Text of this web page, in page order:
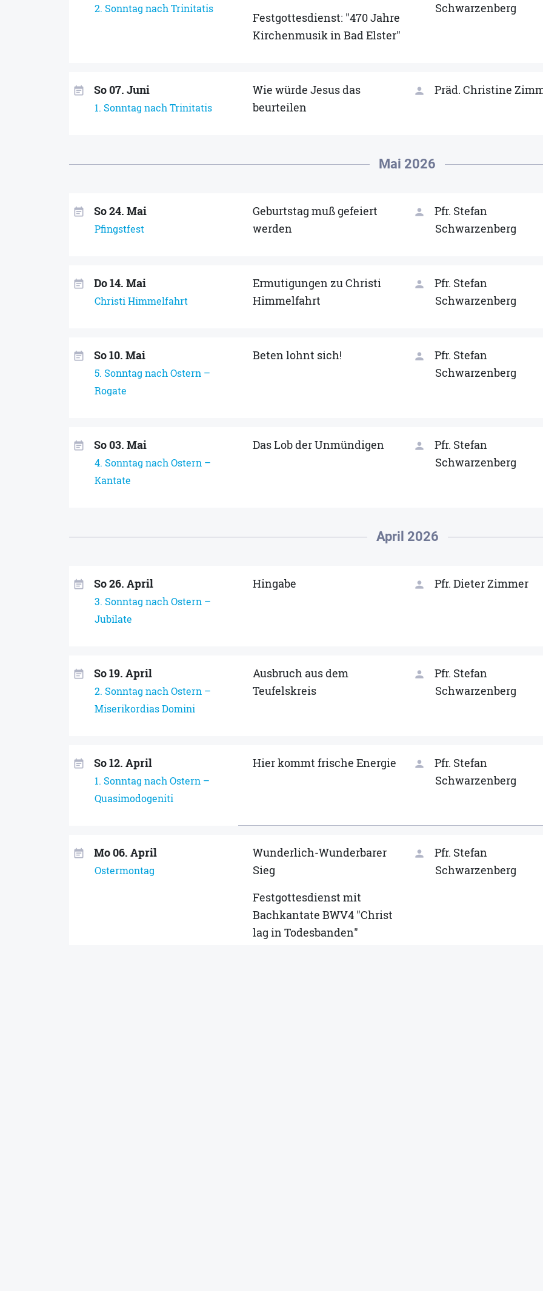
2. Sonntag nach Trinitatis
Festgottesdienst: "470 Jahre
Kirchenmusik in Bad Elster"
Schwarzenberg
event_note So 07. Juni
1. Sonntag nach Trinitatis
Wie würde Jesus das
beurteilen
person Präd. Christine
Mai 2026
event_note So 24. Mai
Pfingstfest
Geburtstag muß gefeiert
werden
person
Pfr. Stefan
Schwarzenberg
event_note Do 14. Mai
Christi Himmelfahrt
Ermutigungen zu Christi
Himmelfahrt
person
Pfr. Stefan
Schwarzenberg
event_note So 10. Mai
5. Sonntag nach Ostern –
Rogate
Beten lohnt sich! person
Pfr. Stefan
Schwarzenberg
event_note So 03. Mai
4. Sonntag nach Ostern –
Kantate
Das Lob der Unmündigen person
Pfr. Stefan
Schwarzenberg
April 2026
event_note So 26. April
3. Sonntag nach Ostern –
Jubilate
Hingabe person Pfr. Dieter Zimmer
event_note So 19. April
2. Sonntag nach Ostern –
Miserikordias Domini
Ausbruch aus dem
Teufelskreis
person
Pfr. Stefan
Schwarzenberg
event_note So 12. April
1. Sonntag nach Ostern –
Quasimodogeniti
Hier kommt frische Energie person
Pfr. Stefan
Schwarzenberg
event_note Mo 06. April
Ostermontag
Wunderlich-Wunderbarer
Sieg
Festgottesdienst mit
Bachkantate BWV4 "Christ
lag in Todesbanden"
person
Pfr. Stefan
Schwarzenberg